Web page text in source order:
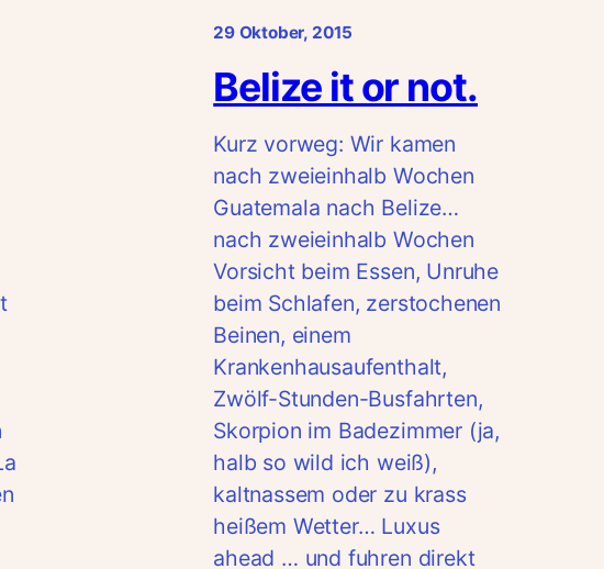
29 Oktober, 2015
Belize it or not.
Kurz vorweg: Wir kamen
nach zweieinhalb Wochen
Guatemala nach Belize…
nach zweieinhalb Wochen
Vorsicht beim Essen, Unruhe
beim Schlafen, zerstochenen
Beinen, einem
Krankenhausaufenthalt,
Zwölf-Stunden-Busfahrten,
Skorpion im Badezimmer (ja,
halb so wild ich weiß),
kaltnassem oder zu krass
heißem Wetter… Luxus
ahead … und fuhren direkt